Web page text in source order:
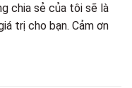
chia sẻ của tôi sẽ là
trị cho bạn. Cảm ơn